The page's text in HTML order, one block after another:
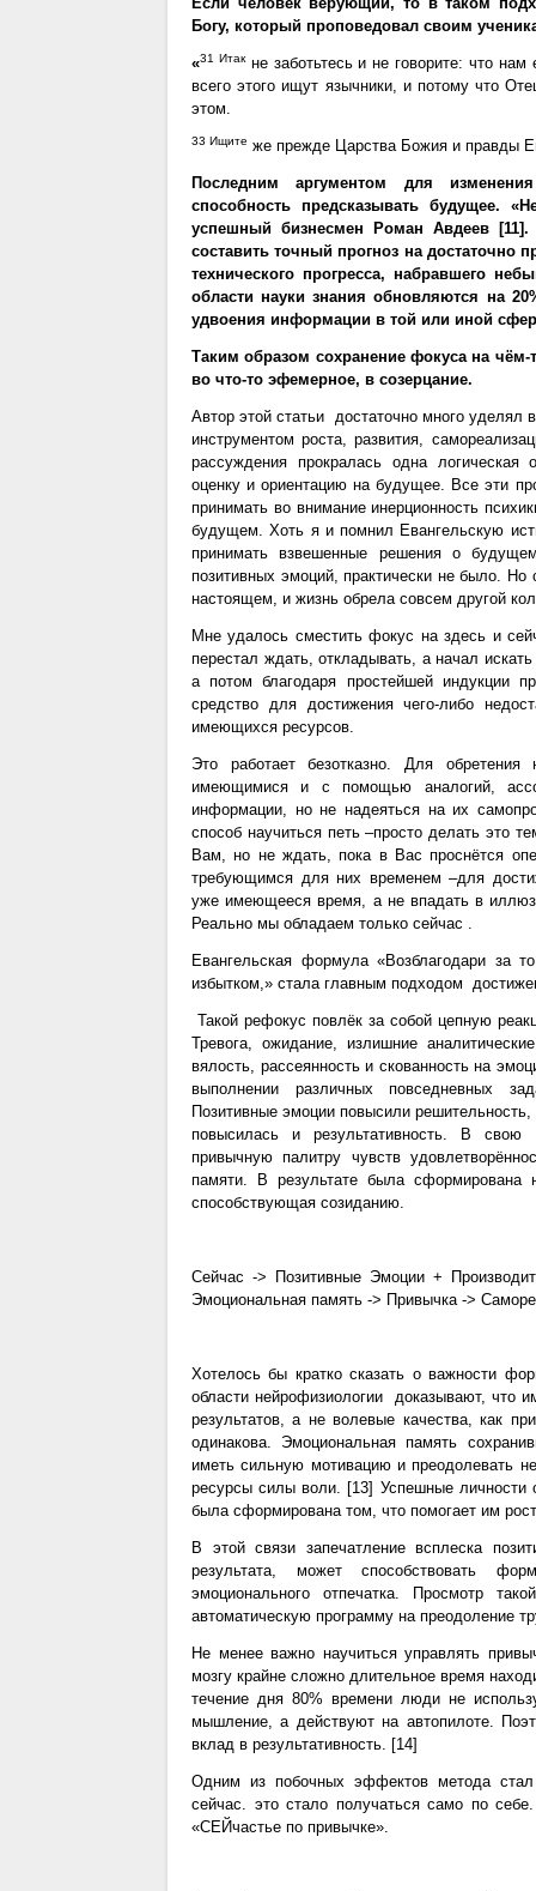
Богу, который проповедовал своим
«31 Итакне заботьтесь и не говорите: что
всего этого ищут язычники, и потому что
этом.
33 Ищите же прежде Царства Божия и правды
Последним аргументом для
способность предсказывать будущее.
успешный бизнесмен Роман Авдеев [11].
составить точный прогноз на достаточно
технического прогресса, набравшего
области науки знания обновляются на
удвоения информации в той или иной
Таким образом сохранение фокуса на
во что-то эфемерное, в созерцание.
Автор этой статьи достаточно много
инструментом роста, развития,
рассуждения прокралась одна логическая
оценку и ориентацию на будущее. Все эти
принимать во внимание инерционность
будущем. Хоть я и помнил Евангельскую
принимать взвешенные решения о
позитивных эмоций, практически не было.
настоящем, и жизнь обрела совсем другой
Мне удалось сместить фокус на здесь и
перестал ждать, откладывать, а начал
а потом благодаря простейшей индукции
средство для достижения чего-либо
имеющихся ресурсов.
Это работает безотказно. Для
имеющимися и с помощью аналогий,
информации, но не надеяться на их
способ научиться петь –просто делать это
Вам, но не ждать, пока в Вас проснётся
требующимся для них временем –для
уже имеющееся время, а не впадать в
Реально мы обладаем только сейчас .
Евангельская формула «Возблагодари за
избытком,» стала главным подходом
Такой рефокус повлёк за собой цепную
Тревога, ожидание, излишние
вялость, рассеянность и скованность на
выполнении различных повседневных
Позитивные эмоции повысили
повысилась и результативность. В свою
привычную палитру чувств
памяти. В результате была сформирована
способствующая созиданию.
Сейчас -> Позитивные Эмоции +
Эмоциональная память -> Привычка ->
Хотелось бы кратко сказать о важности
области нейрофизиологии доказывают, что
результатов, а не волевые качества, как
одинакова. Эмоциональная память
иметь сильную мотивацию и преодолевать
ресурсы силы воли. [13] Успешные личности
была сформирована том, что помогает им
В этой связи запечатление всплеска
результата, может способствовать
эмоционального отпечатка. Просмотр
автоматическую программу на преодоление
Не менее важно научиться управлять
мозгу крайне сложно длительное время
течение дня 80% времени люди не
мышление, а действуют на автопилоте.
вклад в результативность. [14]
Одним из побочных эффектов метода
сейчас. это стало получаться само по
«СЕЙчастье по привычке».